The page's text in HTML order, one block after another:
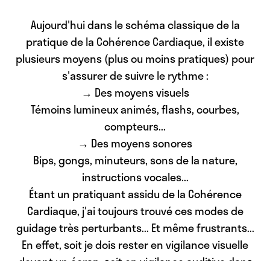
Aujourd'hui dans le schéma classique de la
pratique de la Cohérence Cardiaque, il existe
plusieurs moyens (plus ou moins pratiques) pour
s'assurer de suivre le rythme :
→ Des moyens visuels
Témoins lumineux animés, flashs, courbes,
compteurs...
→ Des moyens sonores
Bips, gongs, minuteurs, sons de la nature,
instructions vocales...
Étant un pratiquant assidu de la Cohérence
Cardiaque, j'ai toujours trouvé ces modes de
guidage très perturbants... Et même frustrants...
En effet, soit je dois rester envigilance visuelle